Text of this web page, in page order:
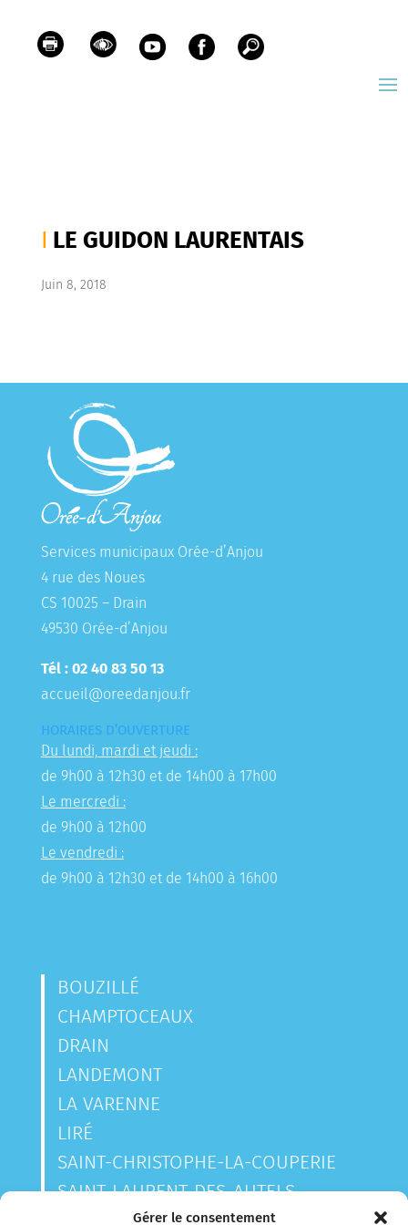
Gérer le consentement
LE GUIDON LAURENTAIS
Juin 8, 2018
Services municipaux Orée-d’Anjou
4 rue des Noues
CS 10025 – Drain
49530 Orée-d’Anjou
Tél : 02 40 83 50 13
accueil@oreedanjou.fr
HORAIRES D’OUVERTURE
Du lundi, mardi et jeudi :
de 9h00 à 12h30 et de 14h00 à 17h00
Le mercredi :
de 9h00 à 12h00
Le vendredi :
de 9h00 à 12h30 et de 14h00 à 16h00
BOUZILLÉ
CHAMPTOCEAUX
DRAIN
LANDEMONT
LA VARENNE
LIRÉ
SAINT-CHRISTOPHE-LA-COUPERIE
SAINT-LAURENT-DES-AUTELS
SAINT-SAUVEUR-DE-LANDEMONT